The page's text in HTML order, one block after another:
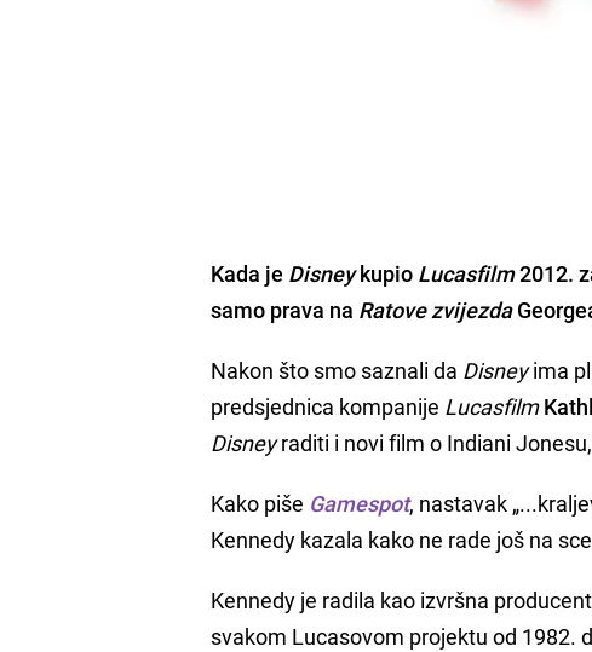
Kada je Disneykupio Lucasfilm2012.
samo prava na Ratove zvijezda
Nakon što smo saznali da Disneyima
predsjednica kompanije Lucasfilm
Disneyraditi i novi film o Indiani
Kako piše Gamespot, nastavak
Kennedy kazala kako ne rade još na
Kennedy je radila kao izvršna
svakom Lucasovom projektu od 1982.